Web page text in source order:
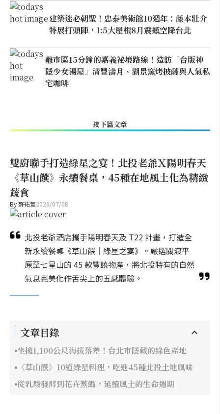
建築迷必朝聖！忠泰美術館10週年：藤本壯介
特展打頭陣，1:5大屋根8月震撼空降台北
離市區15分鐘的嘉義祕境路線！造訪「台版神
隱少女湯屋」清豐濤月、湖景窯烤披薩與人氣私
宅咖啡
接下篇文章
雙廚聯手打造綠星之宴！北投老爺Ｘ陽明春天
《草山饌》永續餐桌，45種在地風土化為精緻
蔬食
By蘇祐萱2026/07/08
北投老爺酒店攜手陽明春天及 T22 計畫，打造全
新永續餐桌《草山饌｜綠星之宴》。嚴選關渡平
原至七星山的 45 款豐饒物產，將北投特有的自然
氣息完美化作舌尖上的五感體驗。
文章目錄
坐擁1,100公尺海拔落差！台北市隱藏的綠色產地
《草山饌》10道綠星料理，吃進45種北投土地風味
從乳酸發酵到花卉蒸餾，延續風土的生命週期